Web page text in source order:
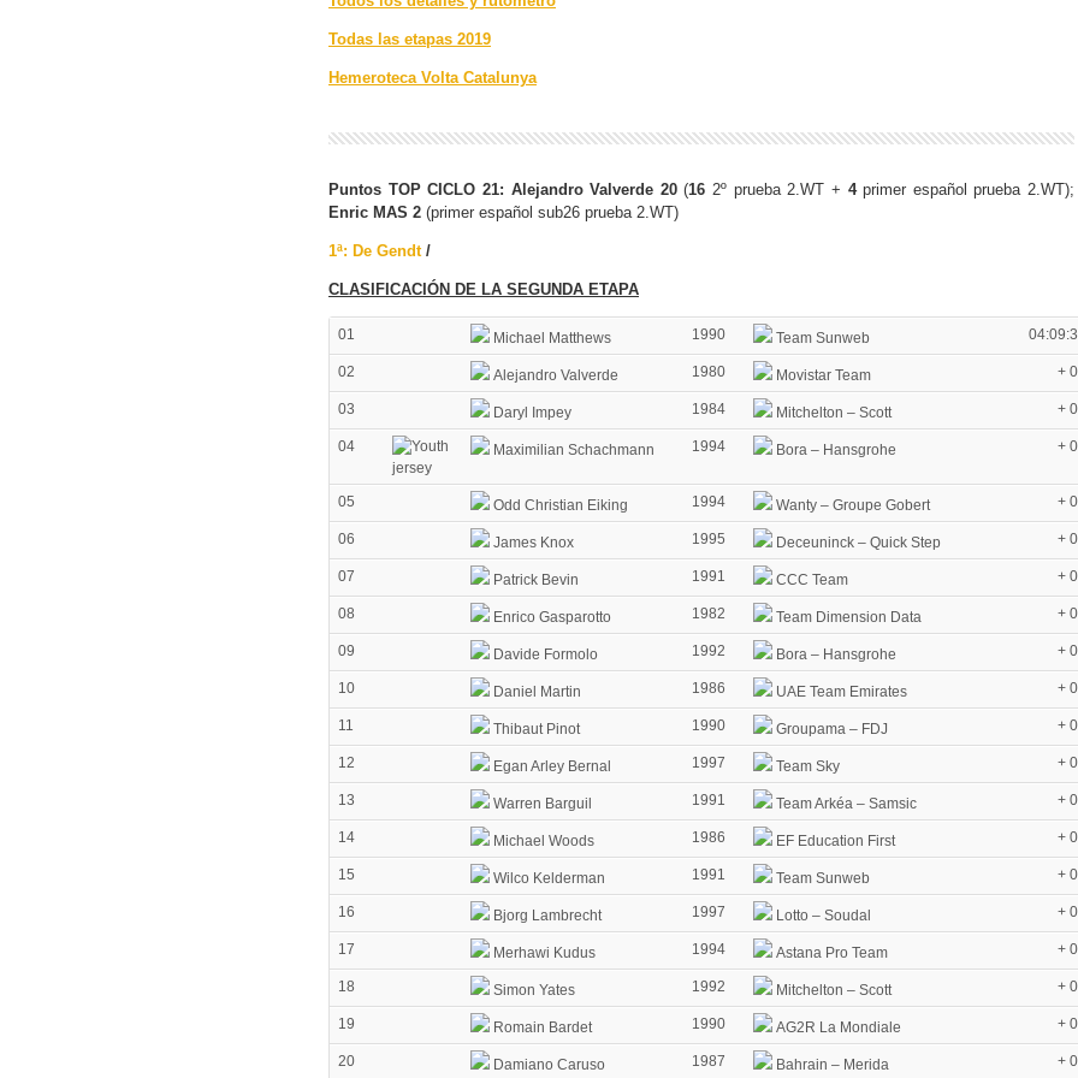
Todas las etapas 2019
Hemeroteca Volta Catalunya
Puntos TOP CICLO 21: Alejandro Valverde 20(16 2º prueba 2.WT + 4primer español prueba 2.WT);
Enric MAS 2 (primer español sub26 prueba 2.WT)
1ª: De Gendt/
CLASIFICACIÓN DE LA SEGUNDA ETAPA
01 Michael Matthews 1990 Team Sunweb
02 Alejandro Valverde 1980 Movistar Team +
03 Daryl Impey 1984 Mitchelton – Scott +
04 Maximilian Schachmann 1994 Bora – Hansgrohe +
05 Odd Christian Eiking 1994 Wanty – Groupe Gobert +
06 James Knox 1995 Deceuninck – Quick Step +
07 Patrick Bevin 1991 CCC Team +
08 Enrico Gasparotto 1982 Team Dimension Data +
09 Davide Formolo 1992 Bora – Hansgrohe +
10 Daniel Martin 1986 UAE Team Emirates +
11 Thibaut Pinot 1990 Groupama – FDJ +
12 Egan Arley Bernal 1997 Team Sky +
13 Warren Barguil 1991 Team Arkéa – Samsic +
14 Michael Woods 1986 EF Education First +
15 Wilco Kelderman 1991 Team Sunweb +
16 Bjorg Lambrecht 1997 Lotto – Soudal +
17 Merhawi Kudus 1994 Astana Pro Team +
18 Simon Yates 1992 Mitchelton – Scott +
19 Romain Bardet 1990 AG2R La Mondiale +
20 Damiano Caruso 1987 Bahrain – Merida +